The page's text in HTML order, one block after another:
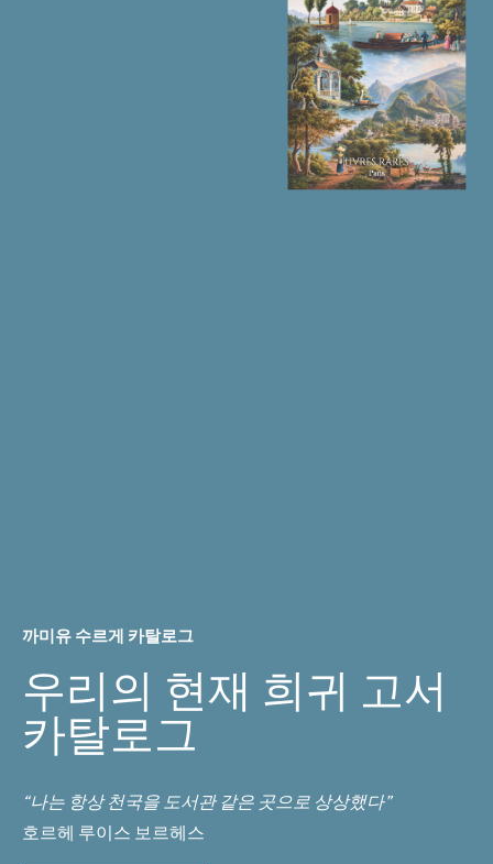
까미유 수르게 카탈로그
우리의 현재 희귀 고서
카탈로그
“나는 항상 천국을 도서관 같은 곳으로 상상했다”
호르헤 루이스 보르헤스